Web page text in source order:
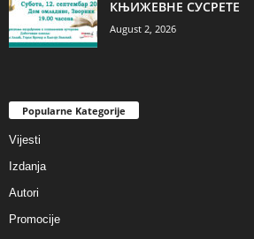
КЊИЖЕВНЕ СУСРЕТЕ
August 2, 2026
Popularne Kategorije
Vijesti
Izdanja
Autori
Promocije